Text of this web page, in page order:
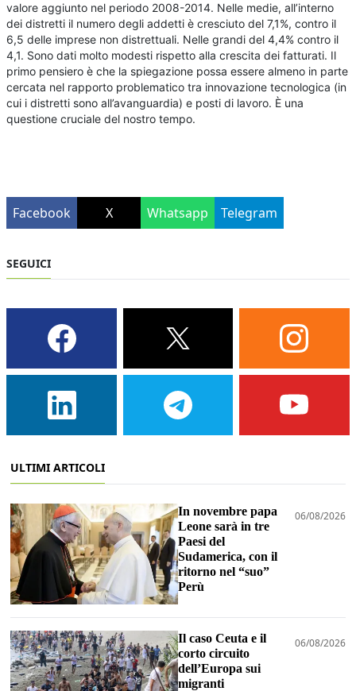
valore aggiunto nel periodo 2008-2014. Nelle medie, all’interno
dei distretti il numero degli addetti è cresciuto del 7,1%, contro il
6,5 delle imprese non distrettuali. Nelle grandi del 4,4% contro il
4,1. Sono dati molto modesti rispetto alla crescita dei fatturati. Il
primo pensiero è che la spiegazione possa essere almeno in parte
cercata nel rapporto problematico tra innovazione tecnologica (in
cui i distretti sono all’avanguardia) e posti di lavoro. È una
questione cruciale del nostro tempo.
Facebook X Whatsapp Telegram
SEGUICI
ULTIMI ARTICOLI
In novembre papa
Leone sarà in tre
Paesi del
Sudamerica, con il
ritorno nel “suo”
Perù
06/08/2026
Il caso Ceuta e il
corto circuito
dell’Europa sui
migranti
06/08/2026